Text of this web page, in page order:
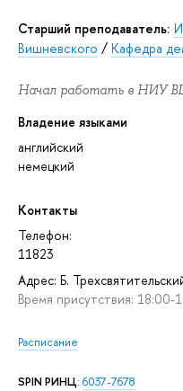
старший преподаватель:
Вишневского / Кафедра
Начал работать в НИУ
Владение языками
английский
немецкий
Контакты
Телефон:
11823
Адрес: Б.
Время присутствия: 18:00-
Расписание
SPIN РИНЦ: 6037-7678